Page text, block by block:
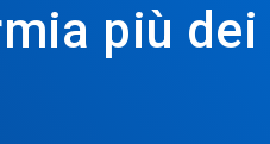
più